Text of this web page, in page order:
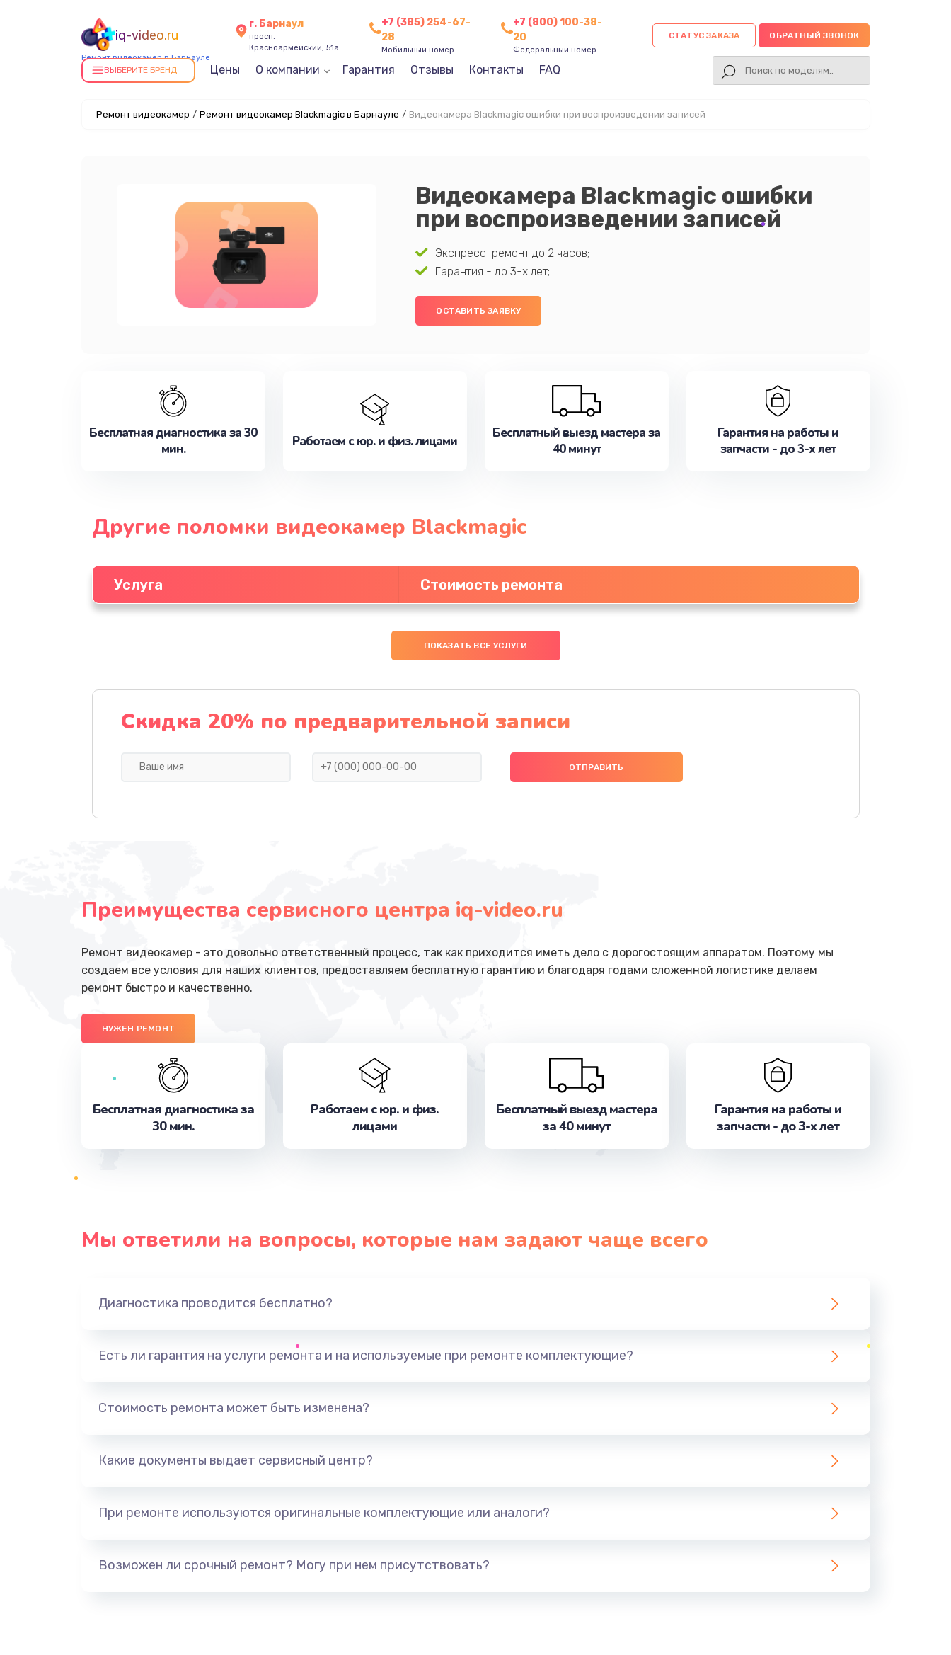
iq-video.ru
Ремонт видеокамер в Барнауле
г. Барнаул
просп.
Красноармейский, 51а
+7 (385) 254-67-
28
Мобильный номер
+7 (800) 100-38-
20
Федеральный номер
СТАТУС ЗАКАЗА ОБРАТНЫЙ ЗВОНОК
ВЫБЕРИТЕ БРЕНД Цены О компании Гарантия Отзывы Контакты FAQ
Ремонт видеокамер / Ремонт видеокамер Blackmagic в Барнауле / Видеокамера Blackmagic ошибки при воспроизведении записей
Видеокамера Blackmagic ошибки
при воспроизведении записей
Экспресс-ремонт до 2 часов;
Гарантия - до 3-х лет;
ОСТАВИТЬ ЗАЯВКУ
Бесплатная диагностика за 30
мин.
Работаем с юр. и физ. лицами
Бесплатный выезд мастера за
40 минут
Гарантия на работы и
запчасти - до 3-х лет
Другие поломки видеокамер Blackmagic
Услуга Стоимость ремонта
ПОКАЗАТЬ ВСЕ УСЛУГИ
Скидка 20% по предварительной записи
Преимущества сервисного центра iq-video.ru
Ремонт видеокамер - это довольно ответственный процесс, так как приходится иметь дело с дорогостоящим аппаратом. Поэтому мы
создаем все условия для наших клиентов, предоставляем бесплатную гарантию и благодаря годами сложенной логистике делаем
ремонт быстро и качественно.
НУЖЕН РЕМОНТ
Бесплатная диагностика за
30 мин.
Работаем с юр. и физ.
лицами
Бесплатный выезд мастера
за 40 минут
Гарантия на работы и
запчасти - до 3-х лет
Мы ответили на вопросы, которые нам задают чаще всего
Диагностика проводится бесплатно?
Есть ли гарантия на услуги ремонта и на используемые при ремонте комплектующие?
Стоимость ремонта может быть изменена?
Какие документы выдает сервисный центр?
При ремонте используются оригинальные комплектующие или аналоги?
Возможен ли срочный ремонт? Могу при нем присутствовать?